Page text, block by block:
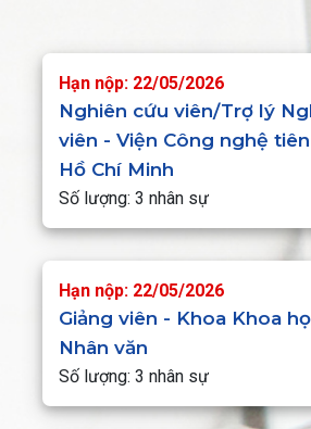
Hạn nộp: 22/05/2026
Nghiên cứu viên/Trợ lý
viên - Viện Công nghệ
Hồ Chí Minh
Số lượng: 3 nhân sự
Hạn nộp: 22/05/2026
Giảng viên - Khoa Khoa
Nhân văn
Số lượng: 3 nhân sự